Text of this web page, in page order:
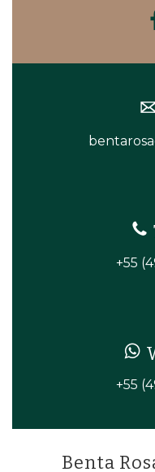
+55
+55
Benta